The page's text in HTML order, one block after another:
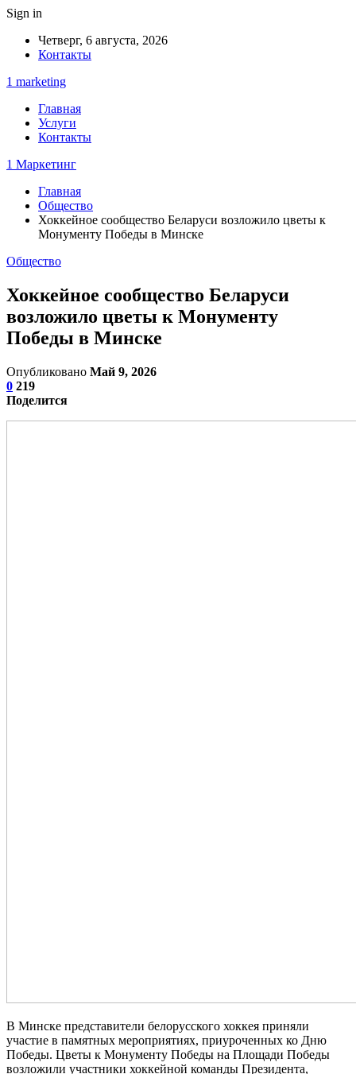
Sign in
Четверг, 6 августа, 2026
Контакты
1 marketing
Главная
Услуги
Контакты
1 Маркетинг
Главная
Общество
Хоккейное сообщество Беларуси возложило цветы к
Монументу Победы в Минске
Общество
Хоккейное сообщество Беларуси
возложило цветы к Монументу
Победы в Минске
Опубликовано Май 9, 2026
0 219
Поделится
В Минске представители белорусского хоккея приняли
участие в памятных мероприятиях, приуроченных ко Дню
Победы. Цветы к Монументу Победы на Площади Победы
возложили участники хоккейной команды Президента,